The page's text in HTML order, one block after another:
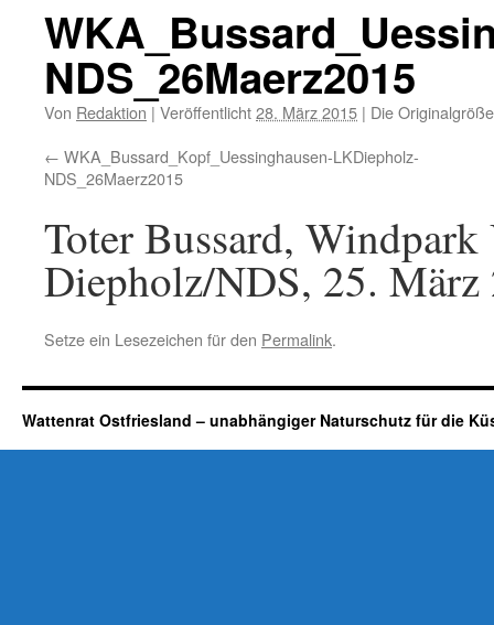
NDS_26Maerz2015
Von Redaktion | Veröffentlicht28. März 2015 | Die
WKA_Bussard_Kopf_Uessinghausen-LKDiepholz-
NDS_26Maerz2015
Toter Bussard,
Diepholz/NDS, 25. März
Setze ein Lesezeichen für den Permalink.
Wattenrat Ostfriesland – unabhängiger Naturschutz für die